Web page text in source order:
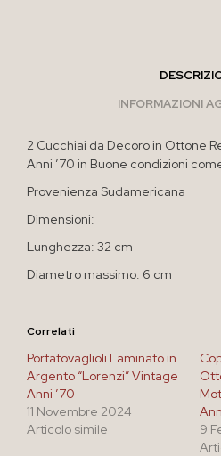
INFORMAZIONI
2 Cucchiai da Decoro in Ottone
Anni ’70 in Buone condizioni
Provenienza Sudamericana
Dimensioni:
Lunghezza: 32 cm
Diametro massimo: 6 cm
Correlati
Portatovaglioli Laminato in
Argento “Lorenzi” Vintage
Anni ’70
11 Novembre 2024
Articolo simile
9